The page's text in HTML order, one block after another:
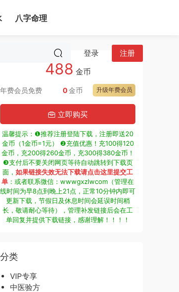
八字命理
登录 注册
488 金币
年费会员免费 升级年费会员
0金币
立即购买
温馨提示：❶推荐注册登陆下载，注册即送20
金币（1金币=1元） ❷充值优惠！充100得120
金币，充200得260金币，充300得380金币！
❸支付后不要关闭网页等待自动跳转到下载页
面， 如果链接失效无法下载请点击这里提交工
单 ：或者联系微信：wwwgxzlwcom（管理在
线时间为早8点到晚上21点，正常10分钟内即可
更新下载，节假日及休息时间会延误时间稍
长，敬请耐心等待），管理补发链接后会在工
单回复并提供下载链接，感谢理解！！！！
分类
VIP专享
中医验方